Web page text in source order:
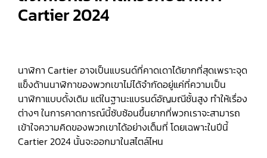
Cartier 2024
นาฬิกา Cartier อาจเป็นแบรนด์ที่คาดเดาได้ยากที่สุดเพราะจุด
แข็งด้านนาฬิกาของพวกเขาไม่ได้จำกัดอยู่แค่ที่ความเป็น
นาฬิกาแบบดั้งเดิม แต่ในฐานะแบรนด์อัญมณีชั้นสูง ทำให้เรื่อง
ต่างๆ ในการคาดการณ์นี้ซับซ้อนขึ้นยากที่พวกเราจะสามารถ
เข้าใจความคิดของพวกเขาได้อย่างเต็มที่ โดยเฉพาะในปีนี้
Cartier 2024 นั้นจะออกมาในสไตล์ไหน